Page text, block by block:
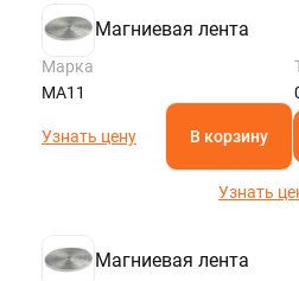
Магниевая лента
Марка
МА11
Узнать цену В корзину
Узнать
Магниевая лента